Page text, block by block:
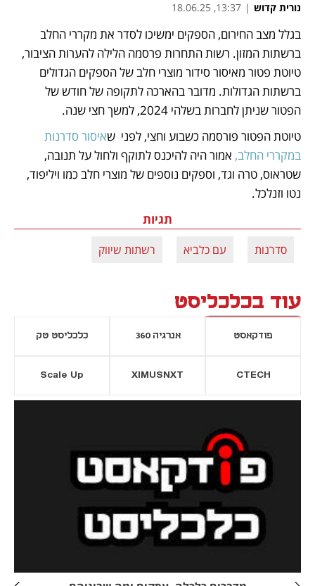
נורית קדוש |
13:37, 18.06.25
הפטור שניתן לחברות בשלהי 2024, למשך חצי שנה.
טיוטת הפטור פורסמה כשבוע וחצי, לפני  ש
במקררי החלב,
נטו וזנלכל.
תגיות
סדרנות עם כלביא רשתות שיווק
עוד בכלכליסט
פודקאסט אנרגיה 360 כלכליסט טק
CTECH
XIMUSNXT
Scale Up
נפתח בכרטיסייה חדשה חדשה